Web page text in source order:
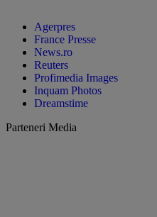
Agerpres
France Presse
News.ro
Reuters
Profimedia Images
Inquam Photos
Dreamstime
Parteneri Media